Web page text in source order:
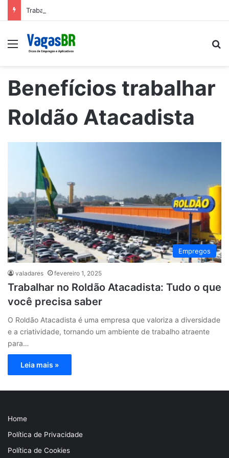
Trabalhe conosco: Vagas abertas na Petrobras
Menu
Benefícios trabalhar
Roldão Atacadista
Empregos
valadares fevereiro 1, 2025
Trabalhar no Roldão Atacadista: Tudo o que
você precisa saber
O Roldão Atacadista é uma empresa que valoriza a diversidade
e a criatividade, tornando um ambiente de trabalho atraente
para…
Leia mais »
Home
Política de Privacidade
Política de Cookies